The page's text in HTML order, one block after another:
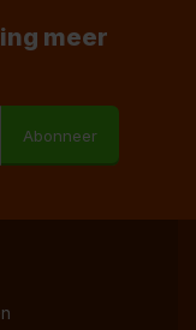
meer
Abonneer